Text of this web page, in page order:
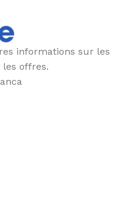
informations sur les
les offres.